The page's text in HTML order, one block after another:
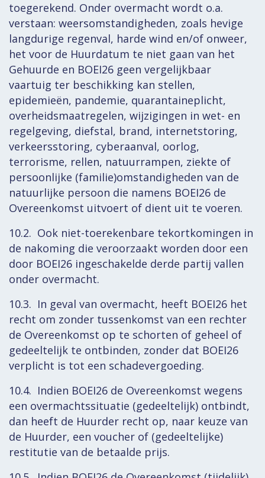
toegerekend. Onder overmacht wordt o.a.
verstaan: weersomstandigheden, zoals hevige
langdurige regenval, harde wind en/of onweer,
het voor de Huurdatum te niet gaan van het
Gehuurde en BOEI26 geen vergelijkbaar
vaartuig ter beschikking kan stellen,
epidemieën, pandemie, quarantaineplicht,
overheidsmaatregelen, wijzigingen in wet- en
regelgeving, diefstal, brand, internetstoring,
verkeersstoring, cyberaanval, oorlog,
terrorisme, rellen, natuurrampen, ziekte of
persoonlijke (familie)omstandigheden van de
natuurlijke persoon die namens BOEI26 de
Overeenkomst uitvoert of dient uit te voeren.
10.2. Ook niet-toerekenbare tekortkomingen in
de nakoming die veroorzaakt worden door een
door BOEI26 ingeschakelde derde partij vallen
onder overmacht.
10.3. In geval van overmacht, heeft BOEI26 het
recht om zonder tussenkomst van een rechter
de Overeenkomst op te schorten of geheel of
gedeeltelijk te ontbinden, zonder dat BOEI26
verplicht is tot een schadevergoeding.
10.4. Indien BOEI26 de Overeenkomst wegens
een overmachtssituatie (gedeeltelijk) ontbindt,
dan heeft de Huurder recht op, naar keuze van
de Huurder, een voucher of (gedeeltelijke)
restitutie van de betaalde prijs.